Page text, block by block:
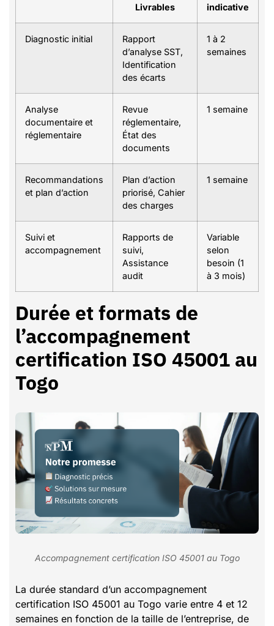
Livrables
indicative
Diagnostic initial
Rapport
d’analyse SST,
Identification
des écarts
1 à 2
semaines
Analyse
documentaire et
réglementaire
Revue
réglementaire,
État des
documents
1 semaine
Recommandations
et plan d’action
Plan d’action
priorisé, Cahier
des charges
1 semaine
Suivi et
accompagnement
Rapports de
suivi,
Assistance
audit
Variable
selon
besoin (1
à 3 mois)
Durée et formats de
l’accompagnement
certification ISO 45001 au
Togo
Accompagnement certification ISO 45001 au Togo
La durée standard d’un accompagnement
certification ISO 45001 au Togo varie entre 4 et 12
semaines en fonction de la taille de l’entreprise, de